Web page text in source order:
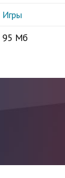
Игры
95 Мб